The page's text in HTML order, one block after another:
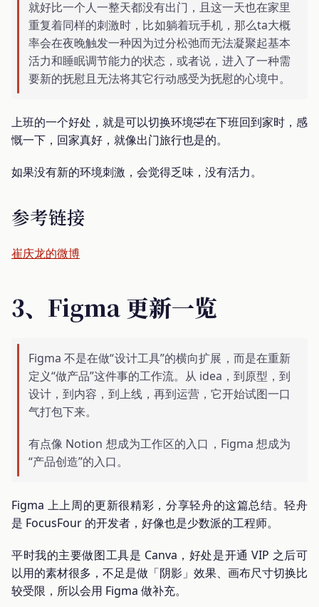
就好比一个人一整天都没有出门，且这一天也在家里
重复着同样的刺激时，比如躺着玩手机，那么ta大概
率会在夜晚触发一种因为过分松弛而无法凝聚起基本
活力和睡眠调节能力的状态，或者说，进入了一种需
要新的抚慰且无法将其它行动感受为抚慰的心境中。
上班的一个好处，就是可以切换环境🤣在下班回到家时，感
慨一下，回家真好，就像出门旅行也是的。
如果没有新的环境刺激，会觉得乏味，没有活力。
参考链接
崔庆龙的微博
3、Figma 更新一览
Figma 不是在做“设计工具”的横向扩展，而是在重新
定义“做产品”这件事的工作流。从 idea，到原型，到
设计，到内容，到上线，再到运营，它开始试图一口
气打包下来。
有点像 Notion 想成为工作区的入口，Figma 想成为
“产品创造”的入口。
Figma 上上周的更新很精彩，分享轻舟的这篇总结。轻舟
是 FocusFour 的开发者，好像也是少数派的工程师。
平时我的主要做图工具是 Canva，好处是开通 VIP 之后可
以用的素材很多，不足是做「阴影」效果、画布尺寸切换比
较受限，所以会用 Figma 做补充。